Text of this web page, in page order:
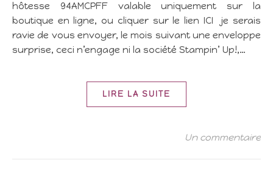
hôtesse 94AMCPFF valable uniquement sur la
boutique en ligne, ou cliquer sur le lien ICI je serais
ravie de vous envoyer, le mois suivant une enveloppe
surprise, ceci n’engage ni la société Stampin’ Up!,…
LIRE LA SUITE
Un commentaire